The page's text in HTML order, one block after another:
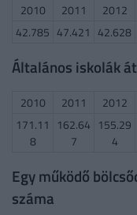
2010 2011 2012
42.785 47.421 42.628
Általános iskolák
2010 2011 2012
171.11
8
162.64
7
155.29
4
Egy működő
száma